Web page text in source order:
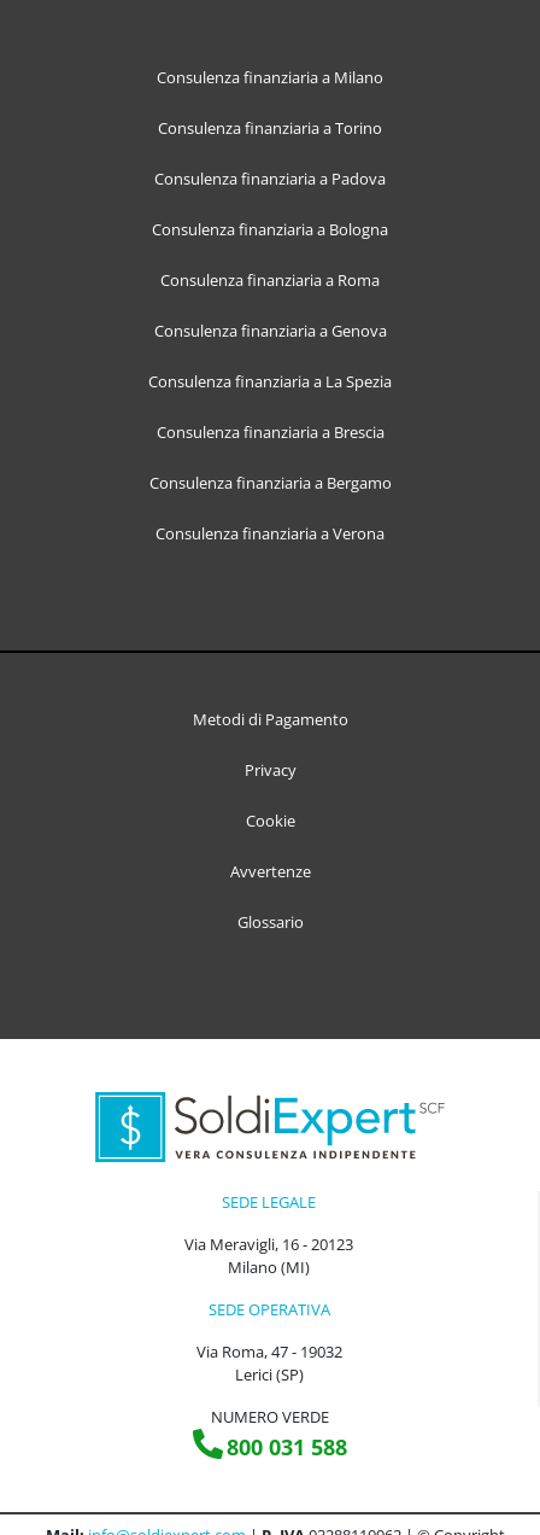
Consulenza finanziaria a Milano
Consulenza finanziaria a Torino
Consulenza finanziaria a Padova
Consulenza finanziaria a Bologna
Consulenza finanziaria a Roma
Consulenza finanziaria a Genova
Consulenza finanziaria a La Spezia
Consulenza finanziaria a Brescia
Consulenza finanziaria a Bergamo
Consulenza finanziaria a Verona
Metodi di Pagamento
Privacy
Cookie
Avvertenze
Glossario
SEDE LEGALE
Via Meravigli, 16 - 20123
Milano (MI)
SEDE OPERATIVA
Via Roma, 47 - 19032
Lerici (SP)
NUMERO VERDE
800 031 588